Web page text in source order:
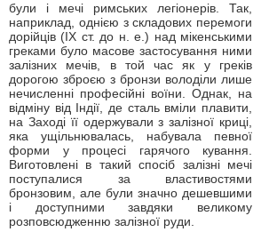
були і мечі римських легіонерів. Так,
наприклад, однією з складових перемоги
дорійців (IX ст. до н. е.) над мікенськими
греками було масове застосування ними
залізних мечів, в той час як у греків
дорогою зброєю з бронзи володіли лише
нечисленні професійні воїни. Однак, на
відміну від Індії, де сталь вміли плавити,
на Заході її одержували з залізної криці,
яка ущільнювалась, набувала певної
форми у процесі гарячого кування.
Виготовлені в такий спосіб залізні мечі
поступалися за властивостями
бронзовим, але були значно дешевшими
і доступними завдяки великому
розповсюдженню залізної руди.